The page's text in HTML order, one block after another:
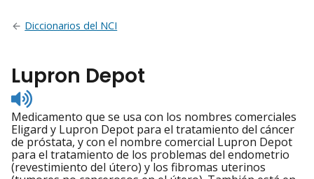
Diccionarios del NCI
Lupron Depot
Listen
to
pronunciation
Medicamento que se usa con los nombres comerciales
Eligard y Lupron Depot para el tratamiento del cáncer
de próstata, y con el nombre comercial Lupron Depot
para el tratamiento de los problemas del endometrio
(revestimiento del útero) y los fibromas uterinos